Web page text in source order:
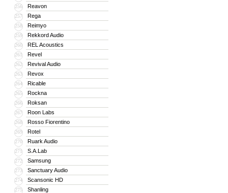
256 Reavon
257 Rega
258 Reimyo
259 Rekkord Audio
260 REL Acoustics
261 Revel
262 Revival Audio
263 Revox
264 Ricable
265 Rockna
266 Roksan
267 Roon Labs
268 Rosso Fiorentino
269 Rotel
270 Ruark Audio
271 S.A.Lab
272 Samsung
273 Sanctuary Audio
274 Scansonic HD
275 Shanling